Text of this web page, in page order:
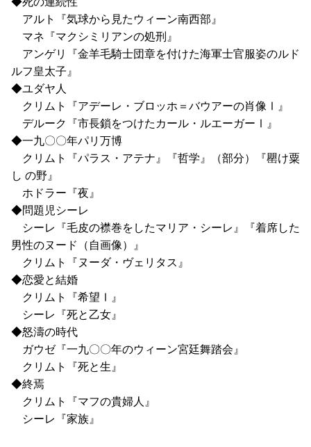
◆死の連続性
アルト『気球から見たウィーン南西部』
マネ『マクシミリアンの処刑』
アンゲリ『金羊毛騎士団章を付けた海軍士官服姿のルド
ルフ皇太子』
◆ユダヤ人
クリムト『アデーレ・ブロッホ＝バウアーの肖像Ⅰ』
デルーク『市長鎖をつけたカール・ルエーガーⅠ』
◆一九〇〇年パリ万博
クリムト『パラス・アテナ』『哲学』（部分）『罌け粟
し の野』
ホドラー『夜』
◆問題児シーレ
シーレ『毛皮の襟巻をしたマリア・シーレ』『着席した
男性のヌード（自画像）』
クリムト『ヌーダ・ヴェリタス』
◆恋愛と結婚
クリムト『希望Ⅰ』
シーレ『死と乙女』
◆怒濤の時代
ガウゼ『一九〇〇年のウィーン宮廷舞踏会』
クリムト『死と生』
◆終焉
クリムト『マフの貴婦人』
シーレ『家族』